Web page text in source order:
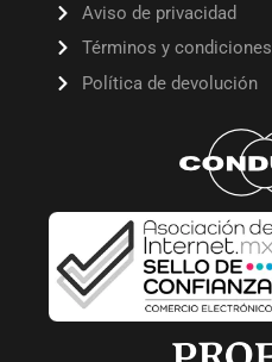
Aviso de privacidad
Términos y condiciones
Política de devolución